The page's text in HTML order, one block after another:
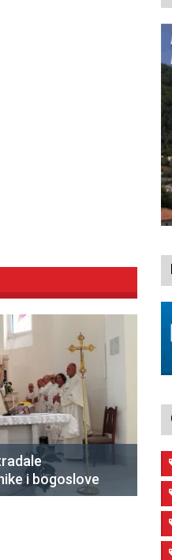
i bogoslove